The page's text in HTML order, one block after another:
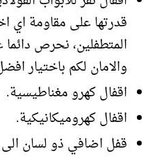
قدرتها على مقاومة
المتطفلين، نحرص
والامان لكم باختيار
اقفال كهرو مغناطيسية.
اقفال كهروميكانيكية.
قفل اضافي ذو لسان